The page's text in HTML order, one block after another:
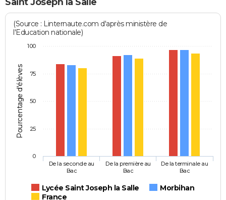
Pourcentage d'élèves
(Source : Linternaute.com d'après ministère de
l'Education nationale)
Lycée Saint Joseph la Salle
Morbihan
France
De la seconde au
Bac
De la première au
Bac
De la terminale au
Bac
0
25
50
75
100